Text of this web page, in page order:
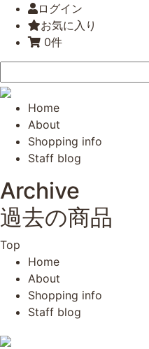
ログイン
お気に入り
0件
Home
About
Shopping info
Staff blog
Archive
過去の商品
Top
Home
About
Shopping info
Staff blog